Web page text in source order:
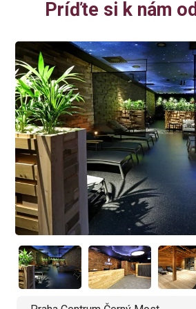
Príďte si k nám